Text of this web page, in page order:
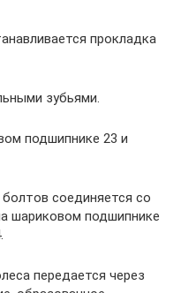
прокладка
зубьями.
подшипнике 23 и
соединяется со
шариковом подшипнике
передается через